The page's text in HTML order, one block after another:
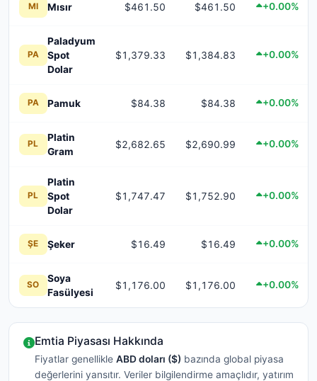
MI Mısır $461.50 $461.50 +0.00%
PA
Paladyum
Spot
Dolar
$1,379.33 $1,384.83 +0.00%
PA Pamuk $84.38 $84.38 +0.00%
PL
Platin
Gram
$2,682.65 $2,690.99 +0.00%
PL
Platin
Spot
Dolar
$1,747.47 $1,752.90 +0.00%
ŞE Şeker $16.49 $16.49 +0.00%
SO
Soya
Fasülyesi
$1,176.00 $1,176.00 +0.00%
Emtia Piyasası Hakkında
Fiyatlar genellikle ABD doları ($) bazında global piyasa
değerlerini yansıtır. Veriler bilgilendirme amaçlıdır, yatırım